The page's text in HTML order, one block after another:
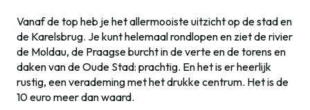
Vanaf de top heb je het allermooiste uitzicht op de stad en
de Karelsbrug. Je kunt helemaal rondlopen en ziet de rivier
de Moldau, de Praagse burcht in de verte en de torens en
daken van de Oude Stad: prachtig. En het is er heerlijk
rustig, een verademing met het drukke centrum. Het is de
10 euro meer dan waard.